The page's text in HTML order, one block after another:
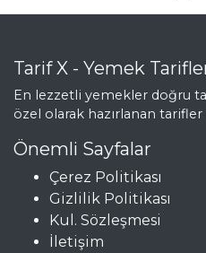
Tarif X - Yemek
En lezzetli yemekler doğru
özel olarak hazırlanan
Önemli Sayfalar
Çerez Politikası
Gizlilik Politikası
Kul. Sözleşmesi
İletişim